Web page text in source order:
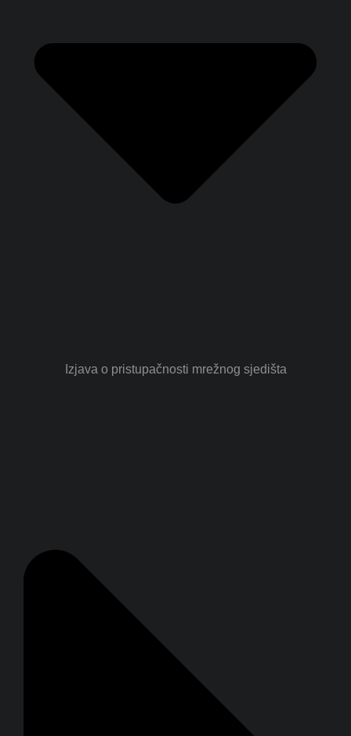
Izjava o pristupačnosti mrežnog sjedišta